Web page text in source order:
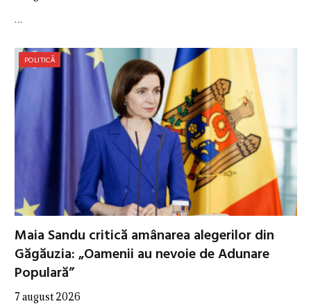
…
POLITICĂ
Maia Sandu critică amânarea alegerilor din
Găgăuzia: „Oamenii au nevoie de Adunare
Populară”
7 august 2026